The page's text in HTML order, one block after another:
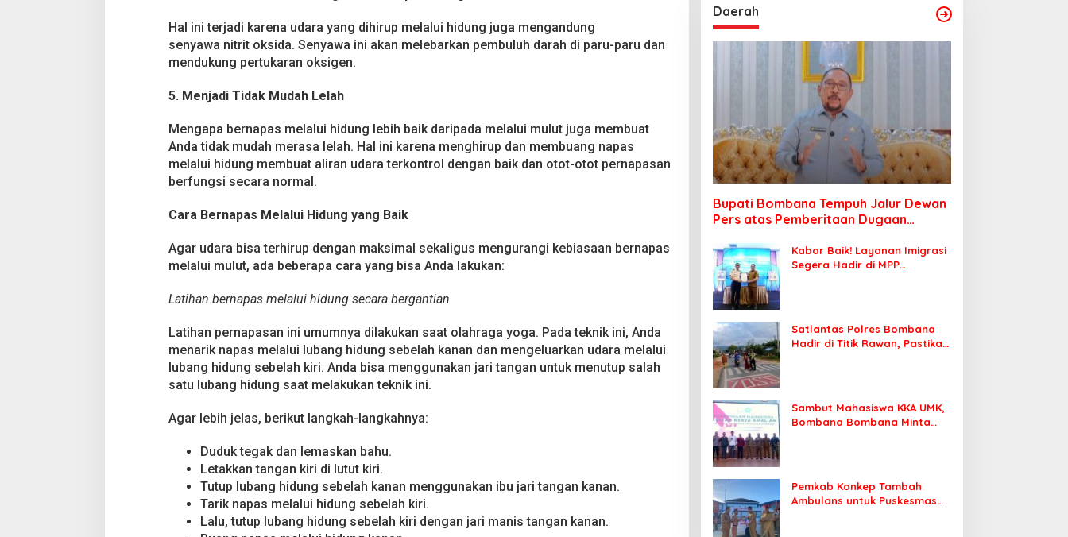
Hal ini terjadi karena udara yang dihirup melalui hidung juga mengandung
senyawa nitrit oksida. Senyawa ini akan melebarkan pembuluh darah di paru-paru dan
mendukung pertukaran oksigen.
5. Menjadi Tidak Mudah Lelah
Mengapa bernapas melalui hidung lebih baik daripada melalui mulut juga membuat
Anda tidak mudah merasa lelah. Hal ini karena menghirup dan membuang napas
melalui hidung membuat aliran udara terkontrol dengan baik dan otot-otot pernapasan
berfungsi secara normal.
Cara Bernapas Melalui Hidung yang Baik
Agar udara bisa terhirup dengan maksimal sekaligus mengurangi kebiasaan bernapas
melalui mulut, ada beberapa cara yang bisa Anda lakukan:
Latihan bernapas melalui hidung secara bergantian
Latihan pernapasan ini umumnya dilakukan saat olahraga yoga. Pada teknik ini, Anda
menarik napas melalui lubang hidung sebelah kanan dan mengeluarkan udara melalui
lubang hidung sebelah kiri. Anda bisa menggunakan jari tangan untuk menutup salah
satu lubang hidung saat melakukan teknik ini.
Agar lebih jelas, berikut langkah-langkahnya:
Duduk tegak dan lemaskan bahu.
Letakkan tangan kiri di lutut kiri.
Tutup lubang hidung sebelah kanan menggunakan ibu jari tangan kanan.
Tarik napas melalui hidung sebelah kiri.
Lalu, tutup lubang hidung sebelah kiri dengan jari manis tangan kanan.
Daerah
Bupati Bombana Tempuh Jalur Dewan
Pers atas Pemberitaan Dugaan
Kabar Baik! Layanan Imigrasi
Segera Hadir di MPP
Satlantas Polres Bombana
Hadir di Titik Rawan, Pastikan
Sambut Mahasiswa KKA UMK,
Bombana Bombana Minta
Pemkab Konkep Tambah
Ambulans untuk Puskesmas